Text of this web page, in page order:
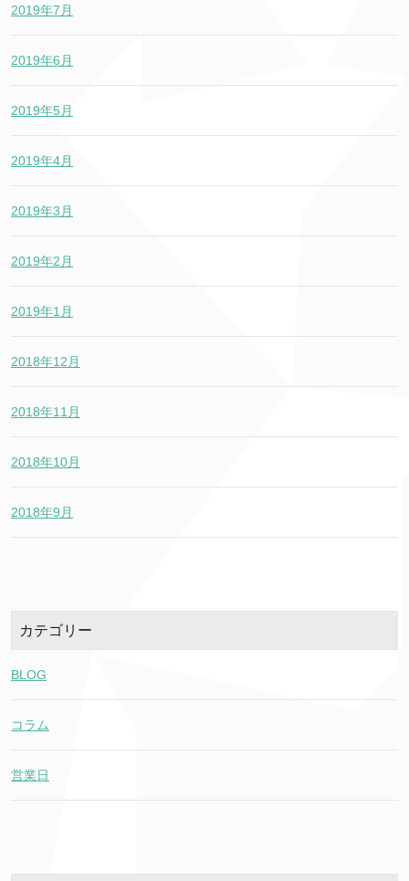
2019年7月
2019年6月
2019年5月
2019年4月
2019年3月
2019年2月
2019年1月
2018年12月
2018年11月
2018年10月
2018年9月
カテゴリー
BLOG
コラム
営業日